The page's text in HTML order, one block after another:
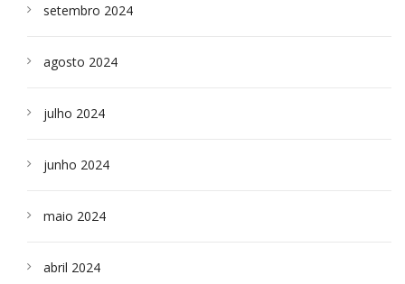
setembro 2024
agosto 2024
julho 2024
junho 2024
maio 2024
abril 2024